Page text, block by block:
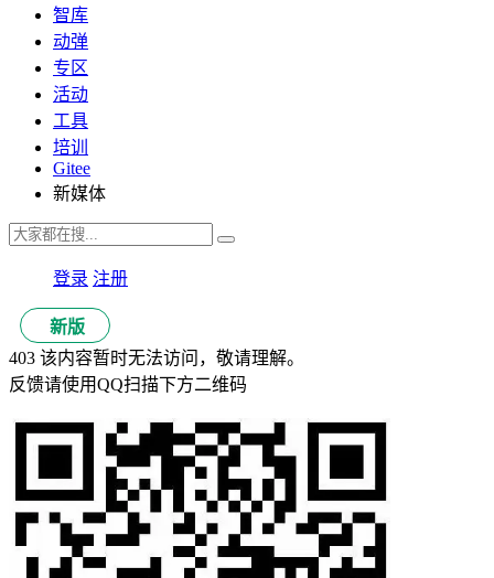
智库
动弹
专区
活动
工具
培训
Gitee
新媒体
登录 注册
新版
403 该内容暂时无法访问，敬请理解。
反馈请使用QQ扫描下方二维码